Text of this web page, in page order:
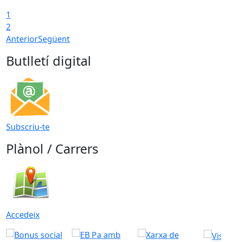
1
2
AnteriorSegüent
Butlletí digital
Subscriu-te
Plànol / Carrers
Accedeix